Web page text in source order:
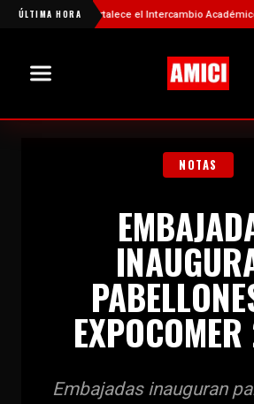
ÚLTIMA HORA
China Fortalece el Intercambio Académico con
NOTAS
Embajadas inauguran